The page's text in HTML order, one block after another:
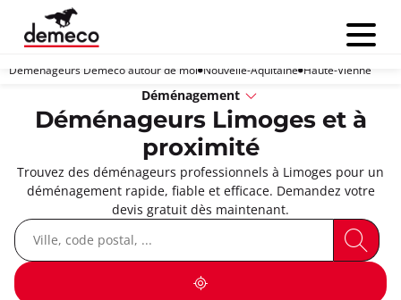
Menu
Déménageurs Demeco autour de moi Nouvelle-Aquitaine Haute-Vienne
Déménagement
Déménageurs Limoges et à
proximité
Trouvez des déménageurs professionnels à Limoges pour un
déménagement rapide, fiable et efficace. Demandez votre
devis gratuit dès maintenant.